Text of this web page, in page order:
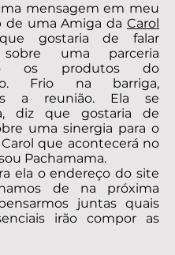
mensagem em meu
de uma Amiga da Carol
gostaria de falar
uma parceria
os produtos do
Frio na barriga,
a reunião. Ela se
diz que gostaria de
uma sinergia para o
que acontecerá no
Pachamama.
ela o endereço do site
de na próxima
juntas quais
irão compor as